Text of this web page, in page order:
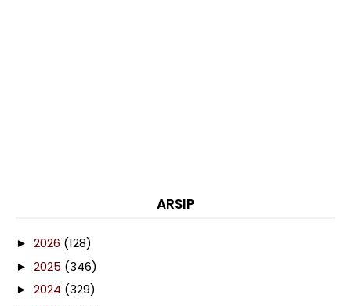
ARSIP
► 2026 (128)
► 2025 (346)
► 2024 (329)